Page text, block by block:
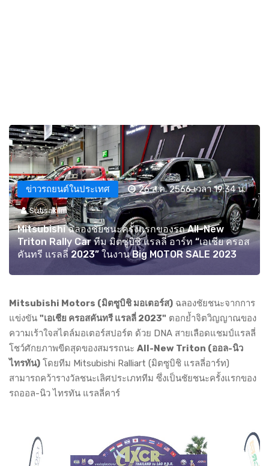
ข่าวรถยนต์ในประเทศ 26 ส.ค. 2566 เวลา 19:34 น.
Sutisaklim
Mitsubishi ฉลองชัยชนะครั้งแรกของรถ All-New
Triton Rally Car ทีม มิตซูบิชิ แรลลี่ อาร์ท “เอเชีย ครอส
คันทรี แรลลี่ 2023” ในงาน Big MOTOR SALE 2023
Mitsubishi Motors (มิตซูบิชิ มอเตอร์ส) ฉลองชัยชนะจากการ
แข่งขัน "เอเชีย ครอสคันทรี แรลลี่ 2023" ตอกย้ำจิตวิญญาณของ
ความเร้าใจสไตล์มอเตอร์สปอร์ต ด้วย DNA สายเลือดแชมป์แรลลี่
โชว์ศักยภาพขีดสุดของสมรรถนะ All-New Triton (ออล-นิว
ไทรทัน) โดยทีม Mitsubishi Ralliart (มิตซูบิชิ แรลลี่อาร์ท)
สามารถคว้ารางวัลชนะเลิศประเภททีม ซึ่งเป็นชัยชนะครั้งแรกของ
รถออล-นิว ไทรทัน แรลลี่คาร์